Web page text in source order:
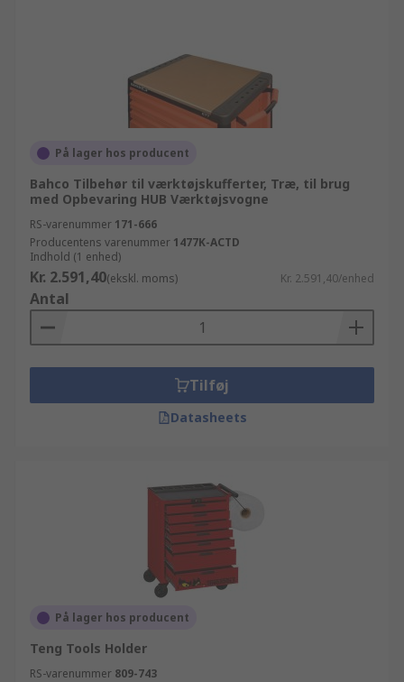
På lager hos producent
Bahco Tilbehør til værktøjskufferter, Træ, til brug
med Opbevaring HUB Værktøjsvogne
RS-varenummer 171-666
Producentens varenummer 1477K-ACTD
Indhold (1 enhed)
Kr. 2.591,40(ekskl. moms) Kr. 2.591,40/enhed
Antal
Tilføj
Datasheets
På lager hos producent
Teng Tools Holder
RS-varenummer 809-743